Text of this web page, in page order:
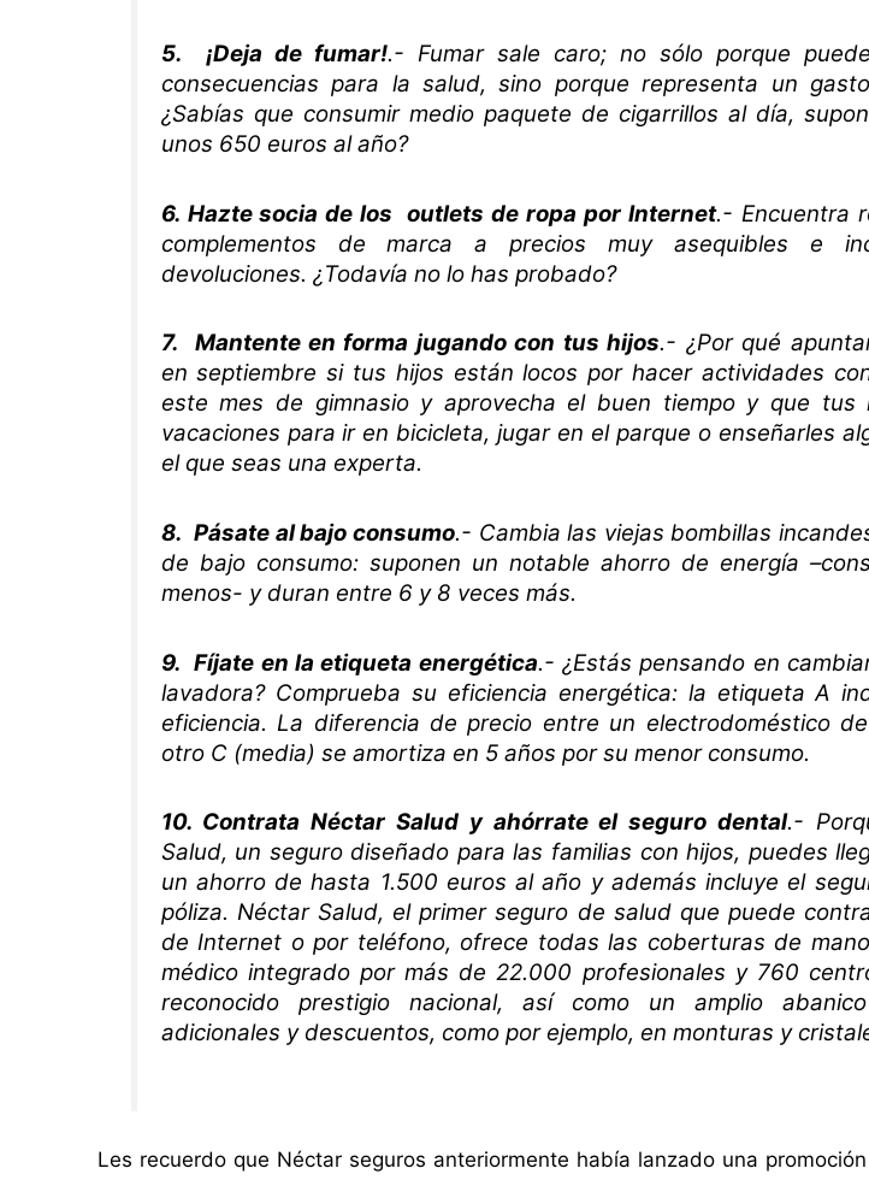
5. ¡Deja de fumar!.- Fumar sale caro; no sólo porque
consecuencias para la salud, sino porque representa un
¿Sabías que consumir medio paquete de cigarrillos al día,
unos 650 euros al año?
6. Hazte socia de los outlets de ropa por Internet.- Encuentra
complementos de marca a precios muy asequibles e
devoluciones. ¿Todavía no lo has probado?
7. Mantente en forma jugando con tus hijos.- ¿Por qué
en septiembre si tus hijos están locos por hacer actividades
este mes de gimnasio y aprovecha el buen tiempo y que tus
vacaciones para ir en bicicleta, jugar en el parque o enseñarles
el que seas una experta.
8. Pásate al bajo consumo.- Cambia las viejas bombillas
de bajo consumo: suponen un notable ahorro de energía
menos- y duran entre 6 y 8 veces más.
9. Fíjate en la etiqueta energética.- ¿Estás pensando en
lavadora? Comprueba su eficiencia energética: la etiqueta A
eficiencia. La diferencia de precio entre un electrodoméstico
otro C (media) se amortiza en 5 años por su menor consumo.
10. Contrata Néctar Salud y ahórrate el seguro dental.-
Salud, un seguro diseñado para las familias con hijos, puedes
un ahorro de hasta 1.500 euros al año y además incluye el
póliza. Néctar Salud, el primer seguro de salud que puede
de Internet o por teléfono, ofrece todas las coberturas de
médico integrado por más de 22.000 profesionales y 760
reconocido prestigio nacional, así como un amplio
adicionales y descuentos, como por ejemplo, en monturas y
Les recuerdo que Néctar seguros anteriormente había lanzado una